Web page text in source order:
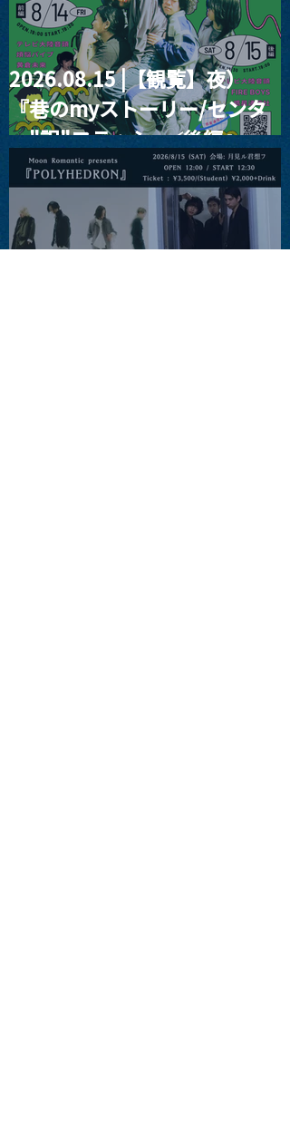
2026.08.15 |【観覧】夜）
『巷のmyストーリー/センタ
ー"訳"フラッシュ⚡️後編』